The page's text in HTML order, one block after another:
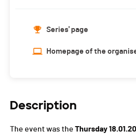
Series' page
Homepage of the
Description
The event was the Thursday